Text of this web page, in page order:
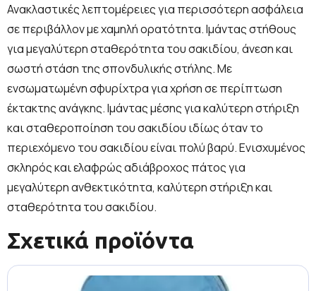
Ανακλαστικές λεπτομέρειες για περισσότερη ασφάλεια
σε περιβάλλον με χαμηλή ορατότητα. Ιμάντας στήθους
για μεγαλύτερη σταθερότητα του σακιδίου, άνεση και
σωστή στάση της σπονδυλικής στήλης. Mε
ενσωματωμένη σφυρίχτρα για χρήση σε περίπτωση
έκτακτης ανάγκης. Ιμάντας μέσης για καλύτερη στήριξη
και σταθεροποίηση του σακιδίου ιδίως όταν το
περιεχόμενο του σακιδίου είναι πολύ βαρύ. Ενισχυμένος
σκληρός και ελαφρώς αδιάβροχος πάτος για
μεγαλύτερη ανθεκτικότητα, καλύτερη στήριξη και
σταθερότητα του σακιδίου.
Σχετικά προϊόντα